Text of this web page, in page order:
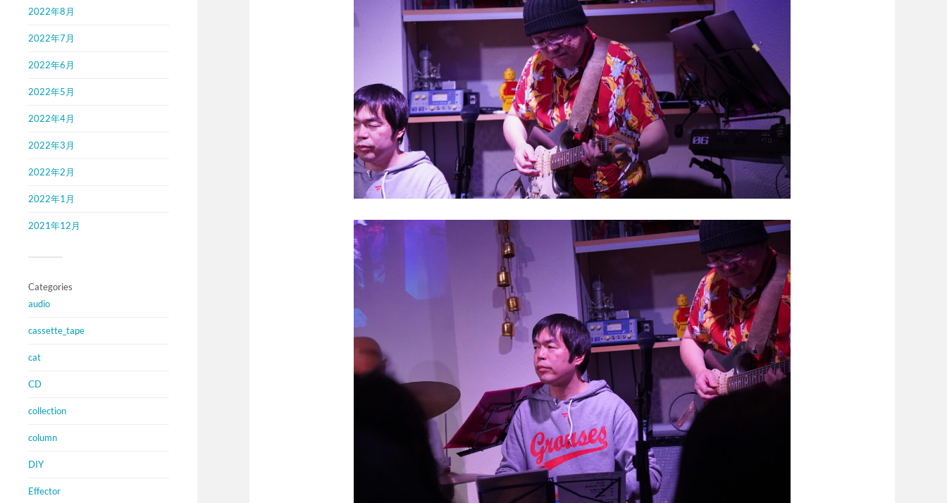
2022年8月
2022年7月
2022年6月
2022年5月
2022年4月
2022年3月
2022年2月
2022年1月
2021年12月
Categories
audio
cassette_tape
cat
CD
collection
column
DIY
Effector